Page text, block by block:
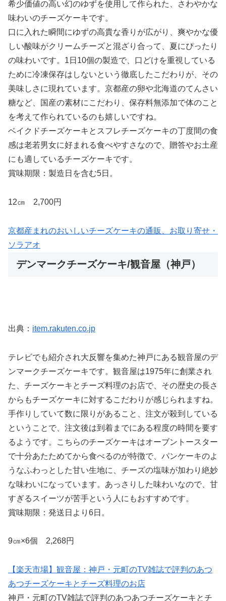
希少価値の高い幻のゆずを使用して作られた、さわやかな
味わいのチーズケーキです。
口に入れた瞬間にゆずの高貴な香りが広がり、爽やかな優
しい酸味がクリームチーズと混ざり合って、夏にぴったり
の味わいです。1日10個の製造で、口どけを重視している
ために冷凍保存はしないという徹底したこだわりが、その
美味しさに現れています。京都産の卵や北海道のてんさい
糖など、国産の素材にこだわり、保存料無添加で体のこと
を考えて作られているのも嬉しいですね。
ベイクドチーズケーキとスフレチーズケーキの丁度間の食
感は老若男女に好まれる食べやすさなので、贈答やお土産
にも適しているチーズケーキです。
賞味期限：製造日を含む5日。
12㎝ 2,700円
京都産まれのおいしいチーズケーキの通販、お取り寄せ・
ソラアオ
デンマークチーズケーキ/観音屋（神戸）
出典： item.rakuten.co.jp
テレビでも紹介され大反響を集めた神戸にある観音屋のデ
ンマークチーズケーキです。観音屋は1975年に創業され
た、チーズケーキとチーズ料理のお店で、その歴史の長さ
からもチーズケーキに対するこだわりが感じられますね。
手作りしていて数に限りがあること、注文が殺到している
ということで、注文後は到着までにある程度の時間を要す
るようです。こちらのチーズケーキはオーブントースター
で十分あたためてから食べるのが特徴で、パンケーキのよ
うなふわっとした甘い生地に、チーズの塩味が加わり絶妙
な味わいになっています。あっさりした味わいなので、甘
すぎるスイーツが苦手という人にもおすすめです。
賞味期限：発送日より6日。
9㎝×6個 2,268円
【楽天市場】観音屋：神戸・元町のTV雑誌で評判のあつ
あつチーズケーキとチーズ料理のお店
神戸・元町のTV雑誌で評判のあつあつチーズケーキとチ